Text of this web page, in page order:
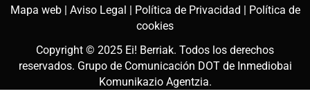
Mapa web | Aviso Legal | Política de Privacidad | Política de
cookies
Copyright © 2025 Ei! Berriak. Todos los derechos
reservados. Grupo de Comunicación DOT de Inmediobai
Komunikazio Agentzia.